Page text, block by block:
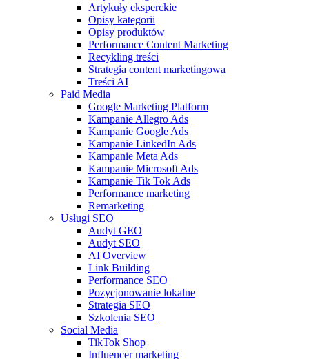
Artykuły eksperckie
Opisy kategorii
Opisy produktów
Performance Content Marketing
Recykling treści
Strategia content marketingowa
Treści AI
Paid Media
Google Marketing Platform
Kampanie Allegro Ads
Kampanie Google Ads
Kampanie LinkedIn Ads
Kampanie Meta Ads
Kampanie Microsoft Ads
Kampanie Tik Tok Ads
Performance marketing
Remarketing
Usługi SEO
Audyt GEO
Audyt SEO
AI Overview
Link Building
Performance SEO
Pozycjonowanie lokalne
Strategia SEO
Szkolenia SEO
Social Media
TikTok Shop
Influencer marketing